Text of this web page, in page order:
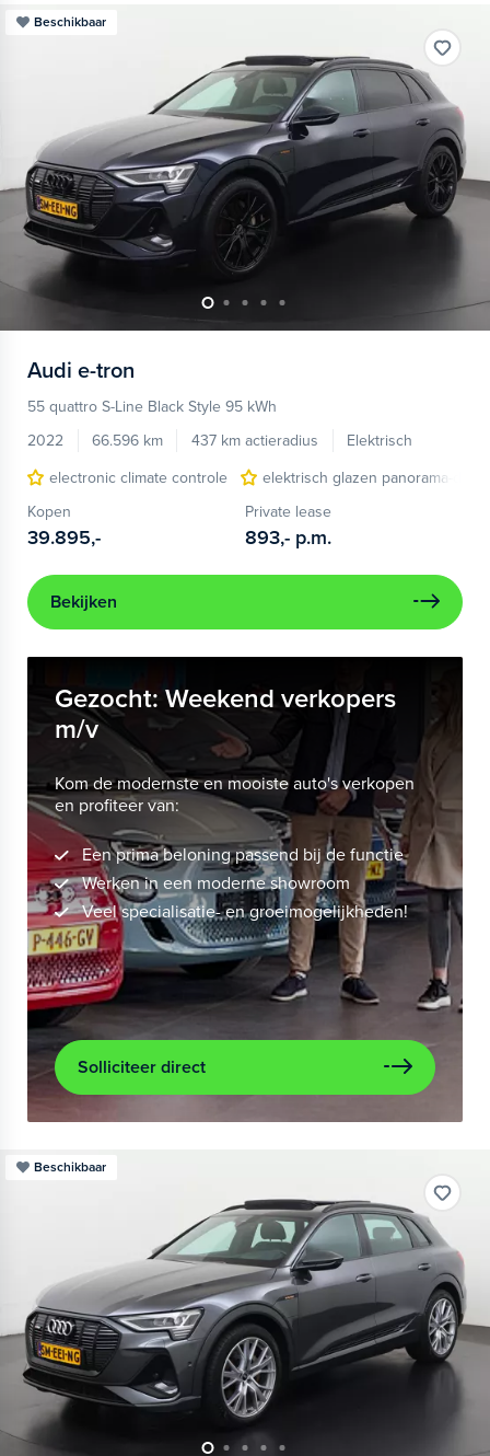
Beschikbaar
Audi e-tron
55 quattro S-Line Black Style 95 kWh
2022
66.596 km 437 km actieradius
Elektrisch
electronic climate controle
elektrisch glazen panorama-dak
Kopen
39.895,-
Private lease
893,- p.m.
Bekijken
Gezocht: Weekend verkopers
m/v
Kom de modernste en mooiste auto's verkopen
en profiteer van:
Een prima beloning passend bij de functie
Werken in een moderne showroom
Veel specialisatie- en groeimogelijkheden!
Solliciteer direct
Beschikbaar